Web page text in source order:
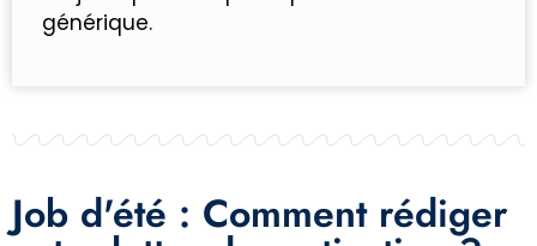
générique.
Job d'été : Comment rédiger